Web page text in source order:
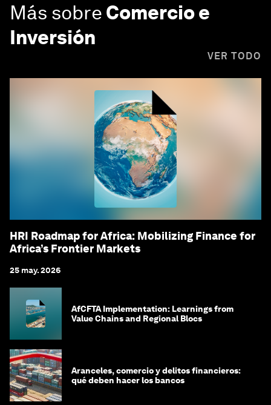
Más sobre Comercio e
Inversión
VER TODO
HRI Roadmap for Africa: Mobilizing Finance for
Africa’s Frontier Markets
25 may. 2026
AfCFTA Implementation: Learnings from
Value Chains and Regional Blocs
Aranceles, comercio y delitos financieros:
qué deben hacer los bancos